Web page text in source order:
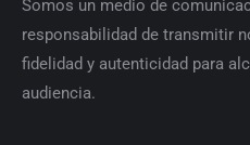
Somos un medio de
responsabilidad de transmitir
fidelidad y autenticidad para
audiencia.